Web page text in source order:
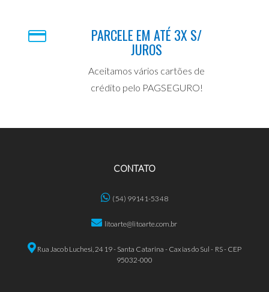
PARCELE EM ATÉ 3X S/
JUROS
Aceitamos vários cartões de
crédito pelo PAGSEGURO!
CONTATO
(54) 99141-5348
litoarte@litoarte.com.br
Rua Jacob Luchesi, 2419 - Santa Catarina - Caxias do Sul - RS - CEP
95032-000